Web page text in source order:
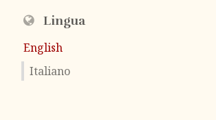
Lingua
English
Italiano